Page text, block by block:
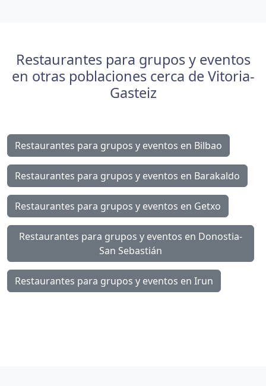
Restaurantes para grupos y eventos
en otras poblaciones cerca de Vitoria-
Gasteiz
Restaurantes para grupos y eventos en Bilbao
Restaurantes para grupos y eventos en Barakaldo
Restaurantes para grupos y eventos en Getxo
Restaurantes para grupos y eventos en Donostia-
San Sebastián
Restaurantes para grupos y eventos en Irun